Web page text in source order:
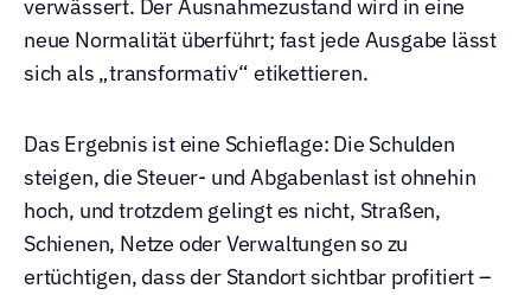
verwässert. Der Ausnahmezustand wird in eine
neue Normalität überführt; fast jede Ausgabe lässt
sich als „transformativ“ etikettieren.
Das Ergebnis ist eine Schieflage: Die Schulden
steigen, die Steuer- und Abgabenlast ist ohnehin
hoch, und trotzdem gelingt es nicht, Straßen,
Schienen, Netze oder Verwaltungen so zu
ertüchtigen, dass der Standort sichtbar profitiert –